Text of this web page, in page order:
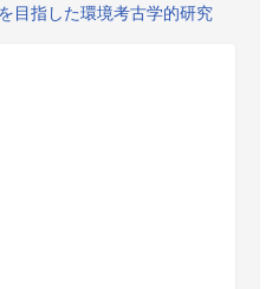
目指した環境考古学的研究